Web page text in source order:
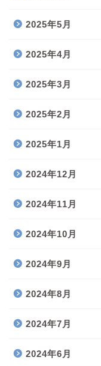
2025年5月
2025年4月
2025年3月
2025年2月
2025年1月
2024年12月
2024年11月
2024年10月
2024年9月
2024年8月
2024年7月
2024年6月